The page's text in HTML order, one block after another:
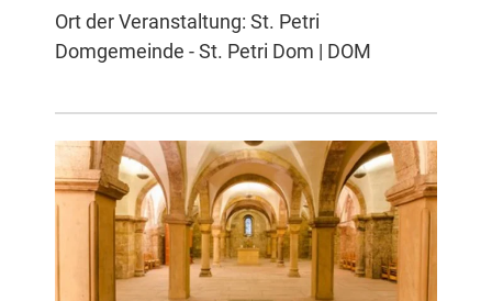
Ort der Veranstaltung: St. Petri
Domgemeinde - St. Petri Dom | DOM